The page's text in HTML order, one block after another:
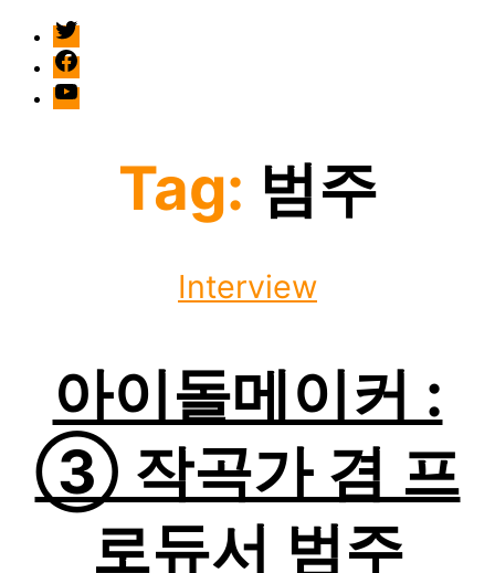
twitter
facebook
Youtube
Tag: 범주
Categories
Interview
아이돌메이커 :
③ 작곡가 겸 프
로듀서 범주